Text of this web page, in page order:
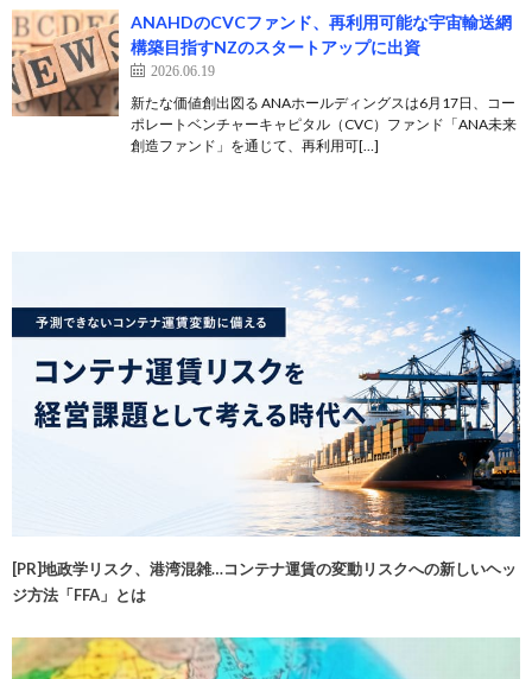
ANAHDのCVCファンド、再利用可能な宇宙輸送網
構築目指すNZのスタートアップに出資
2026.06.19
新たな価値創出図る ANAホールディングスは6月17日、コー
ポレートベンチャーキャピタル（CVC）ファンド「ANA未来
創造ファンド」を通じて、再利用可[…]
[PR]地政学リスク、港湾混雑…コンテナ運賃の変動リスクへの新しいヘッ
ジ方法「FFA」とは